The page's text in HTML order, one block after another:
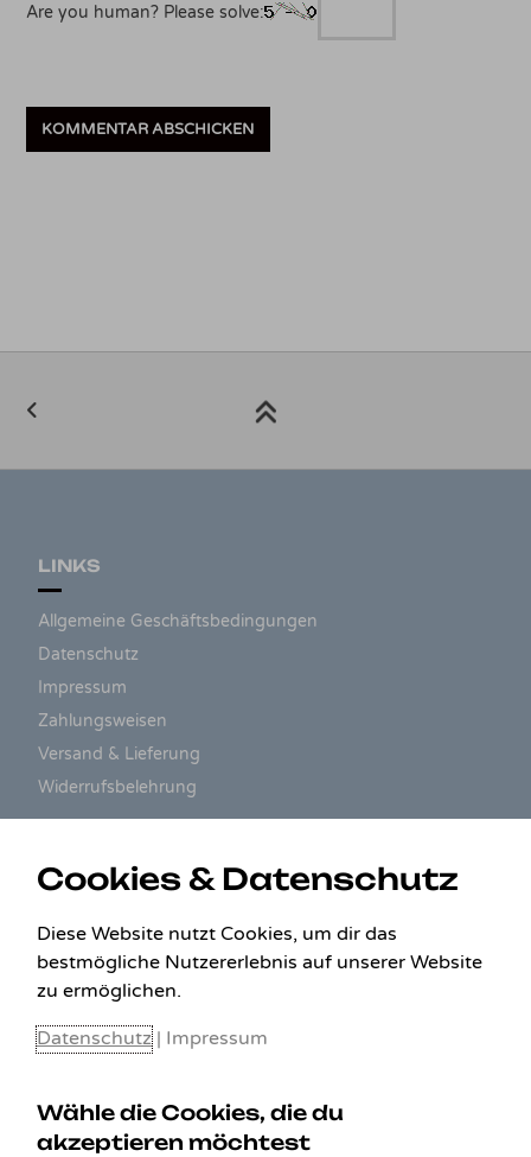
Are you human? Please solve:
LINKS
Allgemeine Geschäftsbedingungen
Datenschutz
Impressum
Zahlungsweisen
Versand & Lieferung
Widerrufsbelehrung
Cookies & Datenschutz
Diese Website nutzt Cookies, um dir das
bestmögliche Nutzererlebnis auf unserer Website
zu ermöglichen.
Datenschutz | Impressum
Wähle die Cookies, die du
akzeptieren möchtest